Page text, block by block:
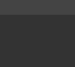
किया गया था।
की कमी के
तरह